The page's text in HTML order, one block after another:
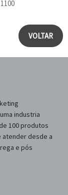
VOLTAR
industria
100 produtos
atender desde a
e pós